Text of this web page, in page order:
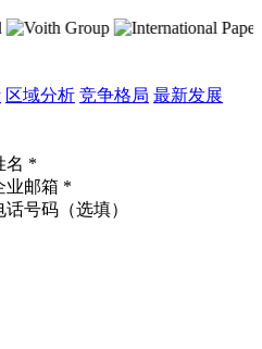
区域分析 竞争格局 最新发展
名 *
业邮箱 *
话号码（选填）